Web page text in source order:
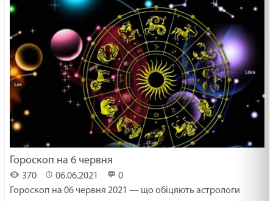
Гороскоп на 6 червня
370 06.06.2021
0
Гороскоп на 06 червня 2021 — що обіцяють астрологи